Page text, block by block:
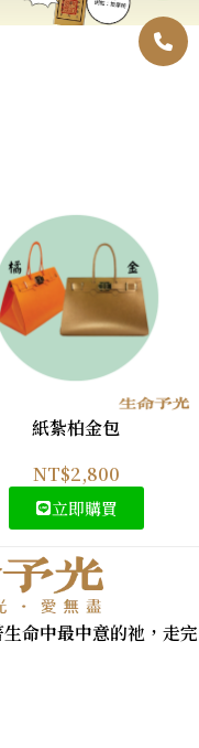
紙紮柏金包
NT$2,800
立即購買
命中最中意的祂，走完